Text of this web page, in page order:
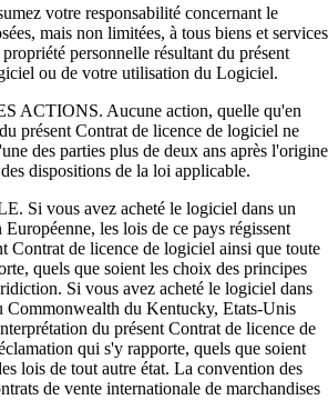
votre responsabilité concernant le
mais non limitées, à tous biens et services
personnelle résultant du présent
ou de votre utilisation du Logiciel.
Aucune action, quelle qu'en
présent Contrat de licence de logiciel ne
des parties plus de deux ans après l'origine
dispositions de la loi applicable.
vous avez acheté le logiciel dans un
les lois de ce pays régissent
Contrat de licence de logiciel ainsi que toute
quels que soient les choix des principes
Si vous avez acheté le logiciel dans
Commonwealth du Kentucky, Etats-Unis
du présent Contrat de licence de
qui s'y rapporte, quels que soient
lois de tout autre état. La convention des
de vente internationale de marchandises